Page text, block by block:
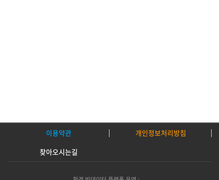
이용약관
개인정보처리방침
찾아오시는길